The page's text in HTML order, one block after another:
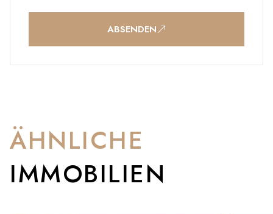
ABSENDEN
ÄHNLICHE
IMMOBILIEN